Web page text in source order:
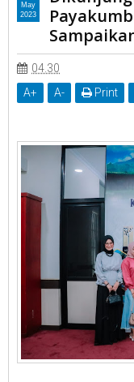
Dikunjungi Uda Uni
04.30
A+ A- Print
May
2023